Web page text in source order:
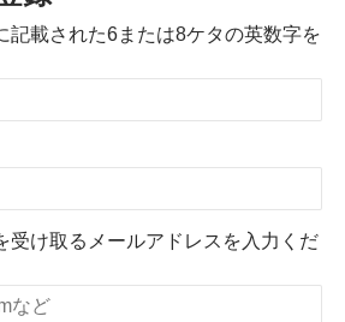
記載された6または8ケタの英数字を
受け取るメールアドレスを入力くだ